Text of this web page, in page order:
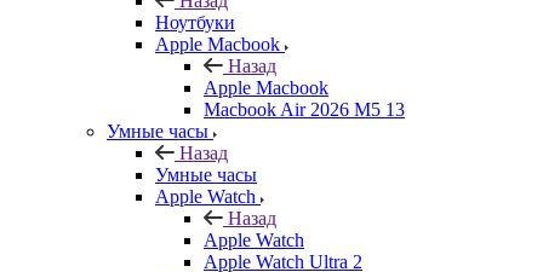
Ноутбуки
Apple Macbook
Назад
Apple Macbook
Macbook Air 2026 M5 13
Умные часы
Назад
Умные часы
Apple Watch
Назад
Apple Watch
Apple Watch Ultra 2